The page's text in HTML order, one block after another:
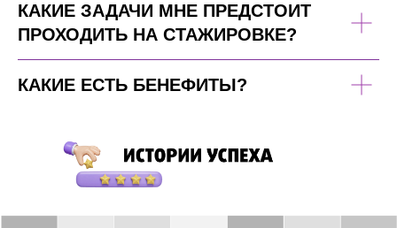
КАКИЕ ЗАДАЧИ МНЕ ПРЕДСТОИТ
ПРОХОДИТЬ НА СТАЖИРОВКЕ?
КАКИЕ ЕСТЬ БЕНЕФИТЫ?